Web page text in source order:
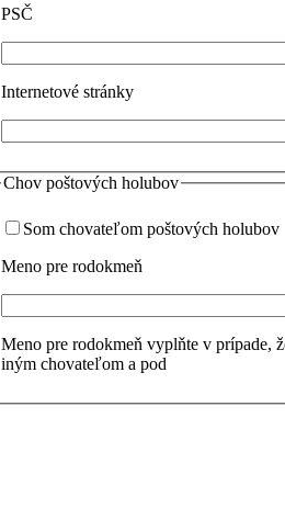
PSČ
Internetové stránky
Chov poštových holubov
Som chovateľom poštových holubov
Meno pre rodokmeň
Meno pre rodokmeň vyplňte v prípade,
iným chovateľom a pod